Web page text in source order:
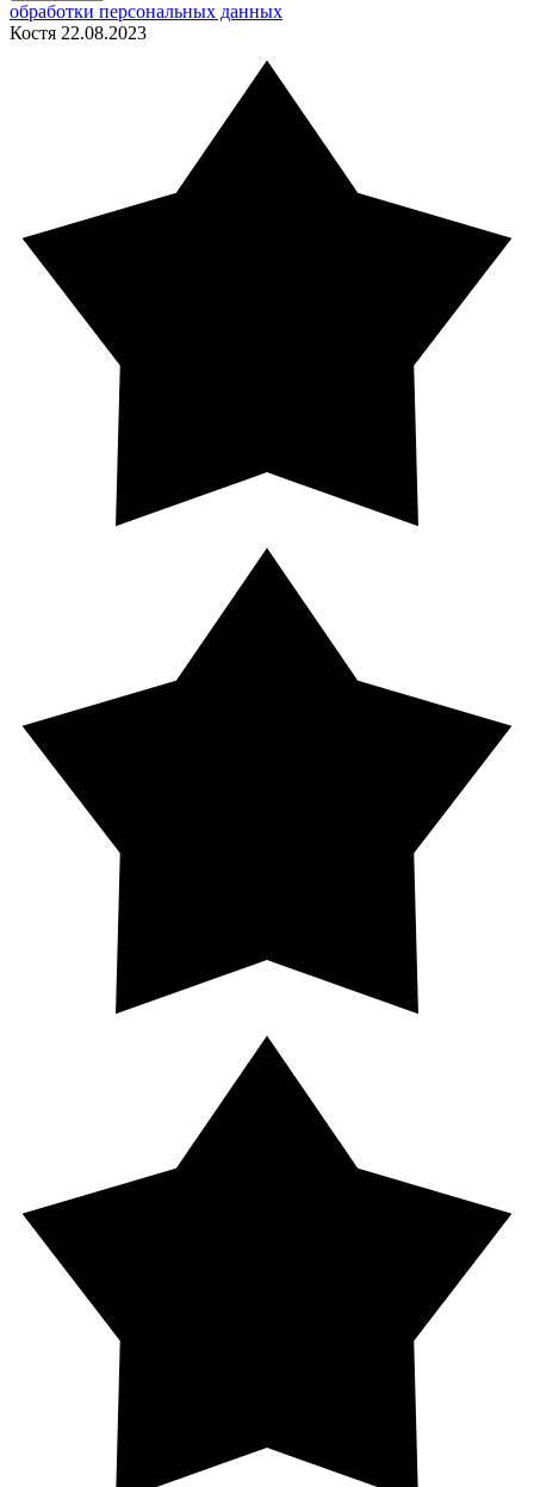
обработки персональных данных
Костя 22.08.2023